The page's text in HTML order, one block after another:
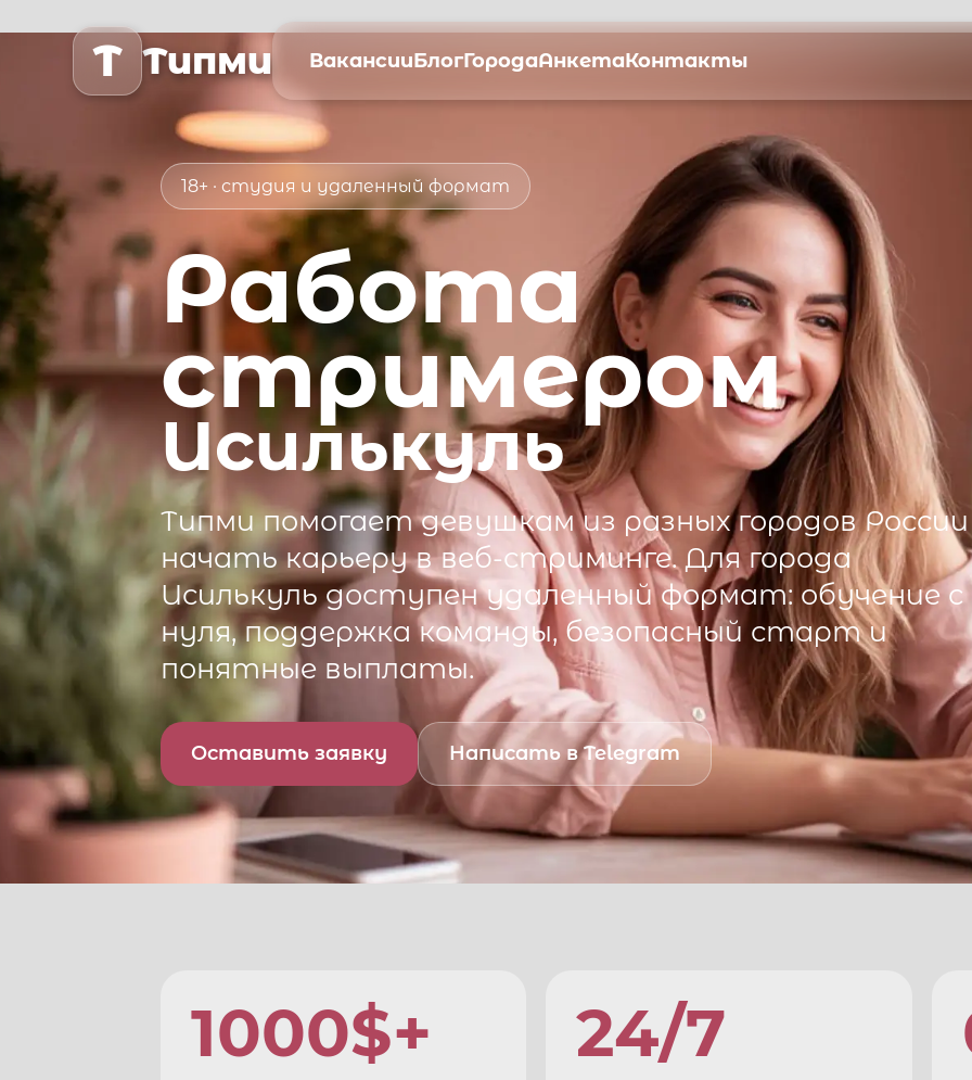
T Типми ВакансииБлогГородаАнкетаКонтакты
18+ · студия и удаленный формат
Работа
стримером
Исилькуль
Типмипомогает девушкам из разных городов России
начать карьеру в веб-стриминге. Для города
Исилькульдоступен удаленный формат: обучение с
нуля, поддержка команды, безопасный старт и
понятные выплаты.
Оставить заявку Написать в Telegram
1000$+ 24/7